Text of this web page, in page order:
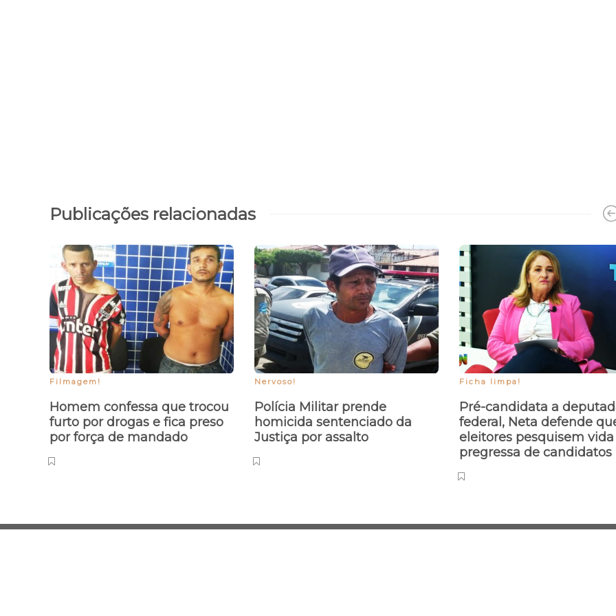
Publicações relacionadas
Filmagem!
Homem confessa que trocou
furto por drogas e fica preso
por força de mandado
Nervoso!
Polícia Militar prende
homicida sentenciado da
Justiça por assalto
Ficha limpa!
Pré-candidata a
federal, Neta defende
eleitores pesquisem vida
pregressa de candidatos